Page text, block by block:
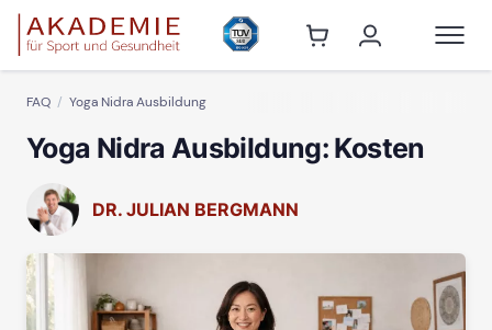
FAQ Yoga Nidra Ausbildung
Yoga Nidra Ausbildung: Kosten
DR. JULIAN BERGMANN